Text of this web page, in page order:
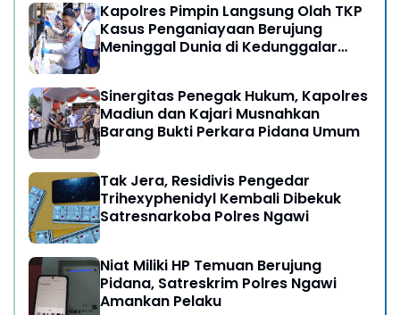
Kapolres Pimpin Langsung Olah TKP
Kasus Penganiayaan Berujung
Meninggal Dunia di Kedunggalar
Sinergitas Penegak Hukum, Kapolres
Madiun dan Kajari Musnahkan
Barang Bukti Perkara Pidana Umum
Tak Jera, Residivis Pengedar
Trihexyphenidyl Kembali Dibekuk
Satresnarkoba Polres Ngawi
Niat Miliki HP Temuan Berujung
Pidana, Satreskrim Polres Ngawi
Amankan Pelaku